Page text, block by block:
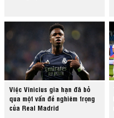
Việc Vinicius gia hạn đã bỏ
qua một vấn đề nghiêm trọng
của Real Madrid